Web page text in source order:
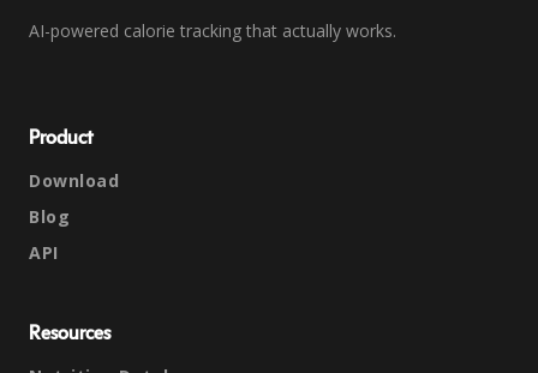
AI-powered calorie tracking that actually works.
Product
Download
Blog
API
Resources